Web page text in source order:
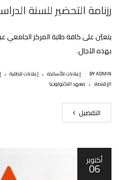
رزنامة التحضير للسنة الدراسية 2021/
يتعيّن على كافة طلبة المركز الجامعي
بهذه الآجال.
BY ADMIN إعلانات للأساتذة . إعلانات للطلبة .
الإقتصاد . معهد التكنولوجيا
التفصيل
أكتوبر
06